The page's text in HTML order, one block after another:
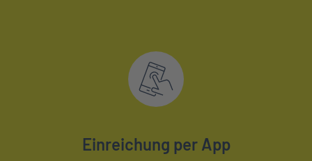
Einreichung per App